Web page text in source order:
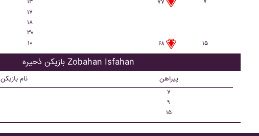
۱۳
۷۷
۷
۱۷
۱۸
۳۰
۱۰
۶۸ ۱۵
بازیکن ذحیره Zobahan Isfahan
نام بازیکن پیراهن
۷
۹
۱۵